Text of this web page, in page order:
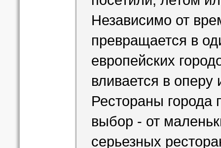
Независимо от
превращается в
европейских
вливается в
Рестораны города
выбор - от
серьезных